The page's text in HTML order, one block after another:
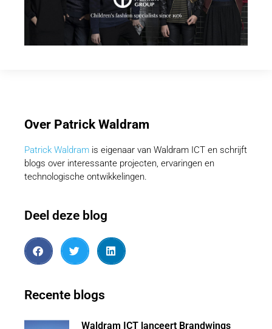
Over Patrick Waldram
Patrick Waldram is eigenaar van Waldram ICT en schrijft
blogs over interessante projecten, ervaringen en
technologische ontwikkelingen.
Deel deze blog
Recente blogs
Waldram ICT lanceert Brandwings